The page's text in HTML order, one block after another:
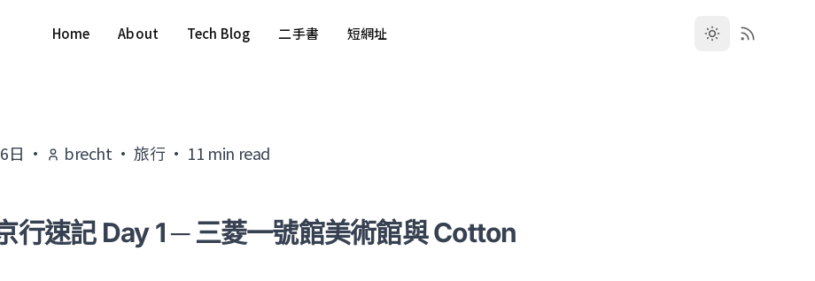
Home About Tech Blog 二手書 短網址
日 · brecht ·旅行· 11 min read
行速記 Day 1 ─ 三菱一號館美術館與 Cotton